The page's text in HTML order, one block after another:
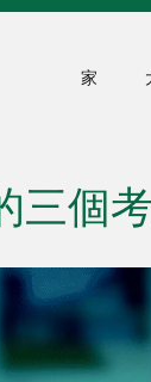
家
三個